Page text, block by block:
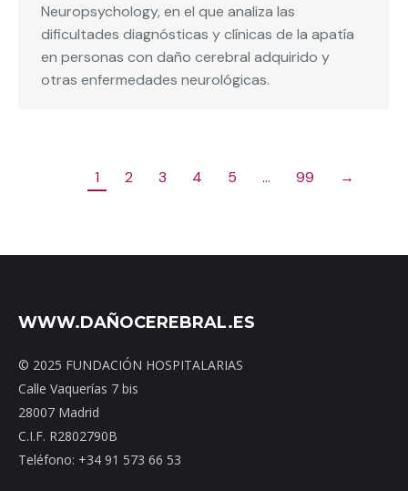
Neuropsychology, en el que analiza las
dificultades diagnósticas y clínicas de la apatía
en personas con daño cerebral adquirido y
otras enfermedades neurológicas.
1 2 3 4 5 … 99 →
WWW.DAÑOCEREBRAL.ES
© 2025 FUNDACIÓN HOSPITALARIAS
Calle Vaquerías 7 bis
28007 Madrid
C.I.F. R2802790B
Teléfono: +34 91 573 66 53